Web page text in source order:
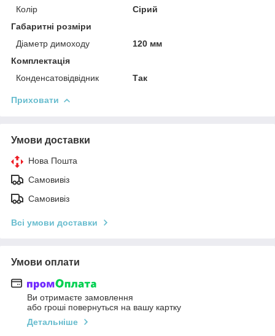
Колір
Сірий
Габаритні розміри
Діаметр димоходу
120 мм
Комплектація
Конденсатовідвідник
Так
Приховати
Умови доставки
Нова Пошта
Самовивіз
Самовивіз
Всі умови доставки
Умови оплати
Ви отримаєте замовлення
або гроші повернуться на вашу картку
Детальніше